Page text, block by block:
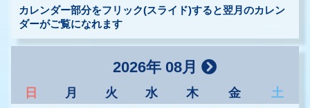
カレンダー部分をフリック(スライド)すると翌月のカレン
ダーがご覧になれます
2026年 08月
日 月 火 水 木 金
土